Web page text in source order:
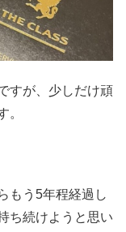
すが、少しだけ頑
。
もう5年程経過し
ち続けようと思い